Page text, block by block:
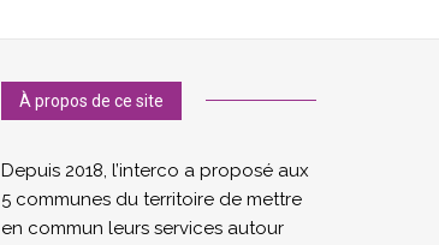
À propos de ce site
Depuis 2018, l’interco a proposé aux
5 communes du territoire de mettre
en commun leurs services autour